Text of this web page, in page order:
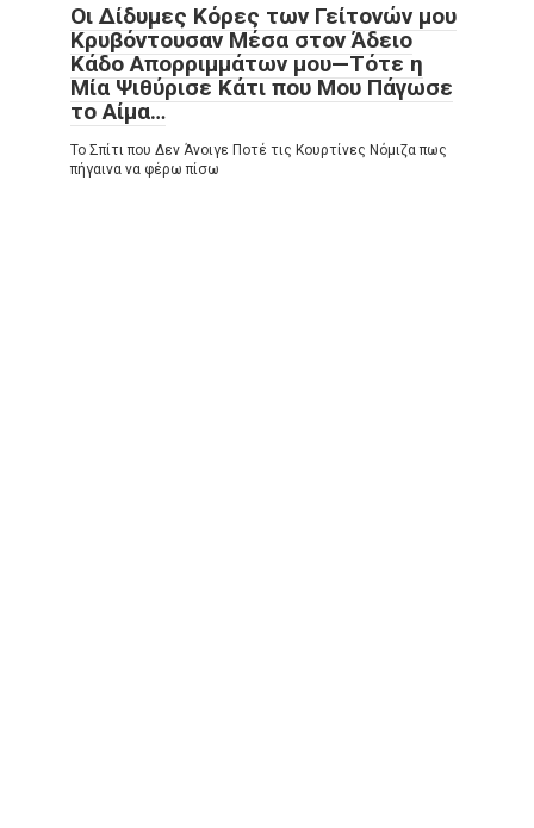
Οι Δίδυμες Κόρες των Γείτονών μου
Κρυβόντουσαν Μέσα στον Άδειο
Κάδο Απορριμμάτων μου—Τότε η
Μία Ψιθύρισε Κάτι που Μου Πάγωσε
το Αίμα…
Το Σπίτι που Δεν Άνοιγε Ποτέ τις Κουρτίνες Νόμιζα πως
πήγαινα να φέρω πίσω